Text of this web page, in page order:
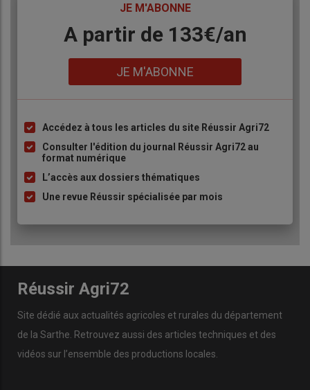
JE M'ABONNE
BodyA partir de 133€/an
JE M'ABONNE
Liste
à
puce
Accédez à tous les articles du site Réussir Agri72
Consulter l'édition du journal Réussir Agri72 au
format numérique
L’accès aux dossiers thématiques
Une revue Réussir spécialisée par mois
Réussir Agri72
Site dédié aux actualités agricoles et rurales du département
de la Sarthe. Retrouvez aussi des articles techniques et des
vidéos sur l’ensemble des productions locales.